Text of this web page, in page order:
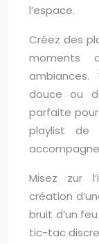
l’espace.
Créez des
moments
douce ou
parfaite
playlist de
Misez zur
création
bruit d’un
tic-tac